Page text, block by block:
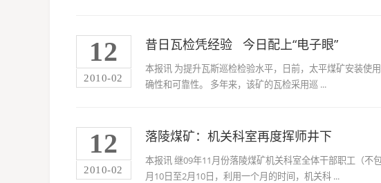
12
2010-02
昔日瓦检凭经验 今日配上“电子眼”
本报讯 为提升瓦斯巡检检验水平，日前，太平煤矿安装使
确性和可靠性。 多年来，该矿的瓦检采用巡 ...
12
2010-02
落陵煤矿：机关科室再度挥师井下
本报讯 继09年11月份落陵煤矿机关科室全体干部职工（
月10日至2月10日，利用一个月的时间，机关科 ...